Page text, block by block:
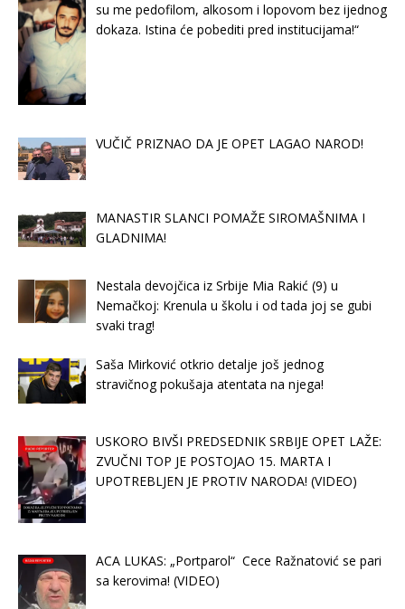
su me pedofilom, alkosom i lopovom bez ijednog
dokaza. Istina će pobediti pred institucijama!“
VUČIČ PRIZNAO DA JE OPET LAGAO NAROD!
MANASTIR SLANCI POMAŽE SIROMAŠNIMA I
GLADNIMA!
Nestala devojčica iz Srbije Mia Rakić (9) u
Nemačkoj: Krenula u školu i od tada joj se gubi
svaki trag!
Saša Mirković otkrio detalje još jednog
stravičnog pokušaja atentata na njega!
USKORO BIVŠI PREDSEDNIK SRBIJE OPET LAŽE:
ZVUČNI TOP JE POSTOJAO 15. MARTA I
UPOTREBLJEN JE PROTIV NARODA! (VIDEO)
ACA LUKAS: „Portparol“ Cece Ražnatović se pari
sa kerovima! (VIDEO)